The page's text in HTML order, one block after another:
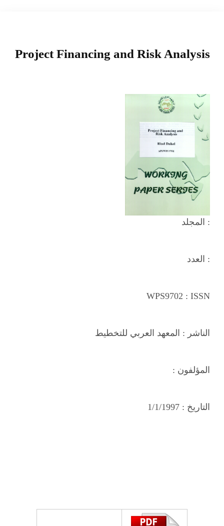
Project Financing and Risk Analysis
المجلد :
العدد :
WPS9702 : ISSN
الناشر : المعهد العربي للتخطيط
المؤلفون :
التاريخ :1/1/1997